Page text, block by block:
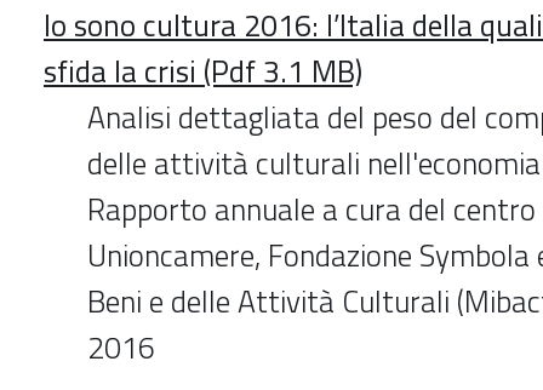
Io sono cultura 2016: l’Italia della
sfida la crisi (Pdf 3.1 MB)
Analisi dettagliata del peso del
delle attività culturali
Rapporto annuale a cura del
Unioncamere, Fondazione
Beni e delle Attività Culturali
2016